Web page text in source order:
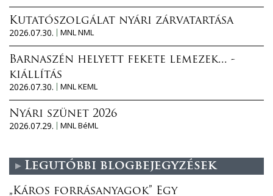
Kutatószolgálat nyári zárvatartása
2026.07.30.
MNL NML
Barnaszén helyett fekete lemezek... -
kiállítás
2026.07.30.
MNL KEML
Nyári szünet 2026
2026.07.29.
MNL BéML
Legutóbbi blogbejegyzések
„Káros forrásanyagok” Egy